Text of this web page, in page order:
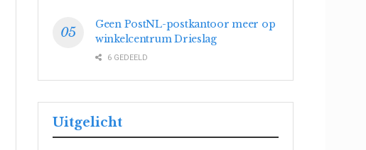
Geen PostNL-postkantoor meer op
winkelcentrum Drieslag
6 GEDEELD
Uitgelicht